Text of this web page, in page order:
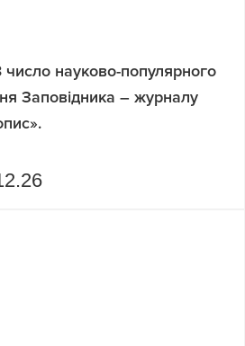
науково-популярного
Заповідника – журналу